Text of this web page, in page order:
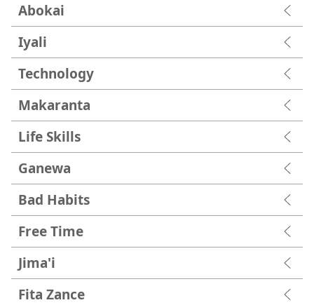
Abokai
Iyali
Technology
Makaranta
Life Skills
Ganewa
Bad Habits
Free Time
Jima'i
Fita Zance